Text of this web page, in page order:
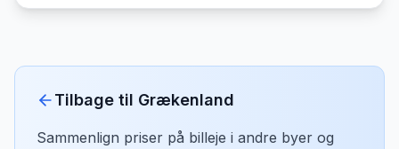
Tilbage til Grækenland
Sammenlign priser på billeje i andre byer og